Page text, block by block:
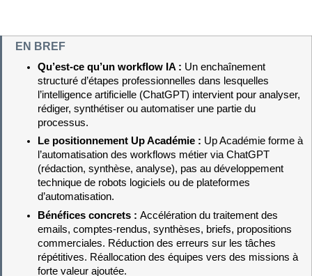
EN BREF
Qu’est-ce qu’un workflow IA : Un enchaînement
structuré d’étapes professionnelles dans lesquelles
l’intelligence artificielle (ChatGPT) intervient pour analyser,
rédiger, synthétiser ou automatiser une partie du
processus.
Le positionnement Up Académie : Up Académie forme à
l’automatisation des workflows métier via ChatGPT
(rédaction, synthèse, analyse), pas au développement
technique de robots logiciels ou de plateformes
d’automatisation.
Bénéfices concrets : Accélération du traitement des
emails, comptes-rendus, synthèses, briefs, propositions
commerciales. Réduction des erreurs sur les tâches
répétitives. Réallocation des équipes vers des missions à
forte valeur ajoutée.